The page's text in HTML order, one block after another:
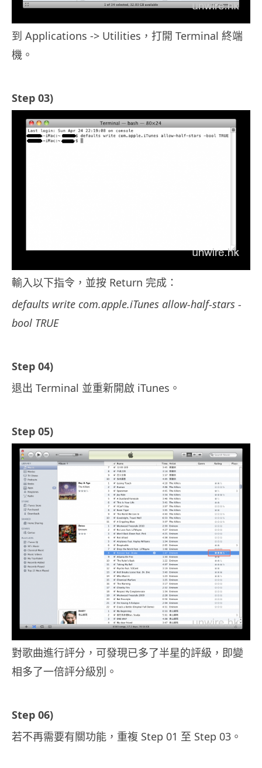
到 Applications -> Utilities，打開 Terminal 終端
機。
Step 03)
輸入以下指令，並按 Return 完成：
defaults write com.apple.iTunes allow-half-stars -
bool TRUE
Step 04)
退出 Terminal 並重新開啟 iTunes。
Step 05)
對歌曲進行評分，可發現已多了半星的評級，即變
相多了一倍評分級別。
Step 06)
若不再需要有關功能，重複 Step 01 至 Step 03。